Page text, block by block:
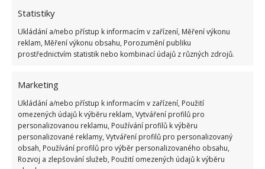
Statistiky
Ukládání a/nebo přístup k informacím v zařízení, Měření výkonu
reklam, Měření výkonu obsahu, Porozumění publiku
prostřednictvím statistik nebo kombinací údajů z různých zdrojů.
Marketing
Ukládání a/nebo přístup k informacím v zařízení, Použití
omezených údajů k výběru reklam, Vytváření profilů pro
personalizovanou reklamu, Používání profilů k výběru
personalizované reklamy, Vytváření profilů pro personalizovaný
obsah, Používání profilů pro výběr personalizovaného obsahu,
Rozvoj a zlepšování služeb, Použití omezených údajů k výběru
květináč. Díky němu totiž uvidíte, jak je substrát
případnému přelití, které rostlině rozhodně
neprospívá. Nejdůležitější ze všeho je ale tvar
navíc dostatečné množství otvorů, kterými bude ke
kořenům orchideje proudit vzduch.
Fotografie: Pixabay, Freepik